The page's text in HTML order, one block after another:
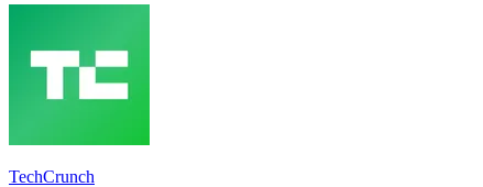
TechCrunch